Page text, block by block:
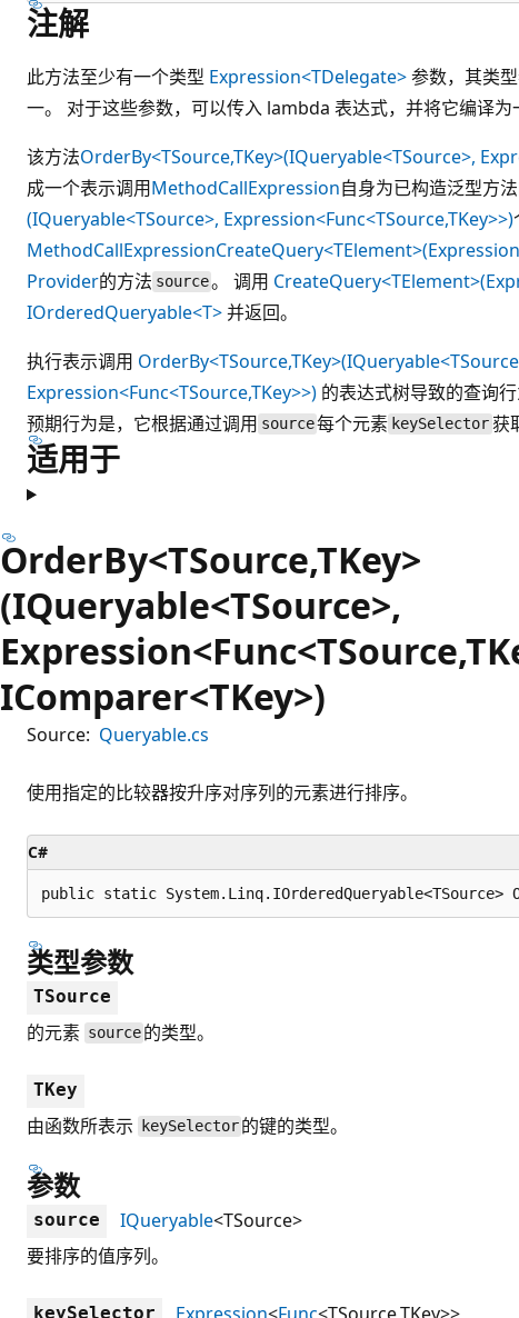
注解
此方法至少有一个类型 Expression<TDelegate>参数，其类
一。 对于这些参数，可以传入 lambda 表达式，并将它编译为
该方法OrderBy<TSource,TKey>(IQueryable<TSource>,
成一个表示调用MethodCallExpression自身为已构造泛型方
(IQueryable<TSource>, Expression<Func<TSource,TKey>>)
MethodCallExpression
Provider的方法 source。 调用
IOrderedQueryable<T>并返回。
执行表示调用
Expression<Func<TSource,TKey>>) 的表达式树导致的查询
预期行为是，它根据通过调用 source每个元素 keySelector获
适用于
OrderBy<TSource,TKey>
(IQueryable<TSource>,
IComparer<TKey>)
Source: Queryable.cs
使用指定的比较器按升序对序列的元素进行排序。
C#
public static System.Linq.IOrderedQueryable<TSource>
类型参数
TSource
的元素 source 的类型。
TKey
由函数所表示 keySelector 的键的类型。
参数
source IQueryable<TSource>
要排序的值序列。
keySelector Expression<Func<TSource,TKey>>